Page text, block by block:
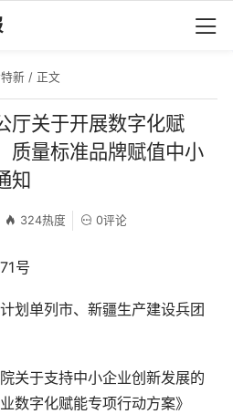
新 / 正文
厅关于开展数字化赋
质量标准品牌赋值中小
知
324热度 0评论
号
划单列市、新疆生产建设兵团
关于支持中小企业创新发展的
数字化赋能专项行动方案》